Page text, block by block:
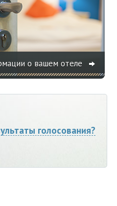
о вашем отеле
голосования?